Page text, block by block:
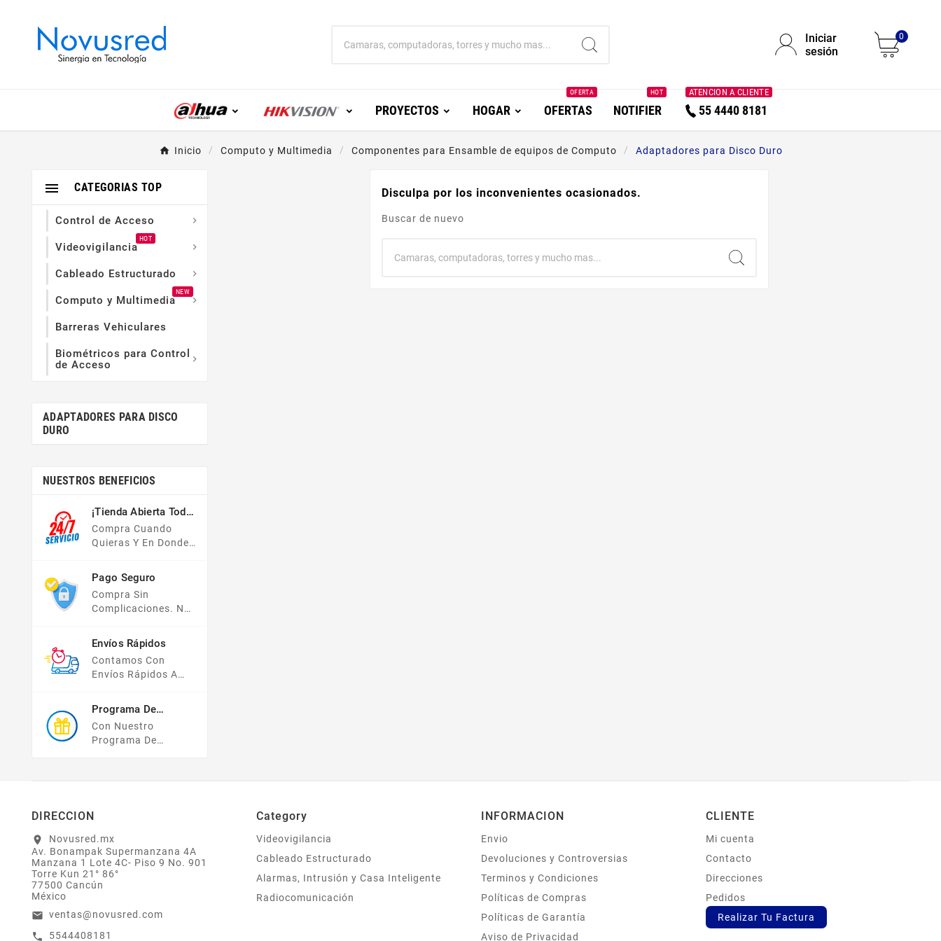
Iniciar
sesión
0
PROYECTOS HOGAR OFERTAS
OFERTA
NOTIFIER
HOT
55 4440 8181
ATENCION A CLIENTE
Inicio Computo y Multimedia Componentes para Ensamble de equipos de Computo Adaptadores para Disco Duro
CATEGORIAS TOP

Control de Acceso 
Videovigilancia
HOT

Cableado Estructurado 
Computo y Multimedia
NEW

Barreras Vehiculares
Biométricos para Control
de Acceso

ADAPTADORES PARA DISCO
DURO
NUESTROS BENEFICIOS
¡Tienda Abierta Todo
El Año!
Compra Cuando
Quieras Y En Donde
Tienda En Línea Está
Disponible Las 24
Hrs Del Día, Los 7
Días De La Semana.
Pago Seguro
Compra Sin
Complicaciones. No
Pago, Todas Tus
Compras Y Tus
Datos Están
Protegidos Con
Envíos Rápidos
Contamos Con
Envíos Rápidos A
Programa De
Recompensas
Con Nuestro
Programa De
Bonifican A Tu
Electrónico El 1% Del
Total De Tu Compra,
El Cuál Podrás
Utilizar A Partir De
O Acumularlos.
Disculpa por los inconvenientes ocasionados.
Buscar de nuevo
DIRECCION
location_on
Novusred.mx
Av. Bonampak Supermanzana 4A
Manzana 1 Lote 4C- Piso 9 No. 901
Torre Kun 21° 86°
77500 Cancún
México
email ventas@novusred.com
call 5544408181
Category
Videovigilancia
Cableado Estructurado
Alarmas, Intrusión y Casa Inteligente
Radiocomunicación
INFORMACION
Envio
Devoluciones y Controversias
Terminos y Condiciones
Políticas de Compras
Políticas de Garantía
Aviso de Privacidad
CLIENTE
Mi cuenta
Contacto
Direcciones
Pedidos
Realizar Tu Factura